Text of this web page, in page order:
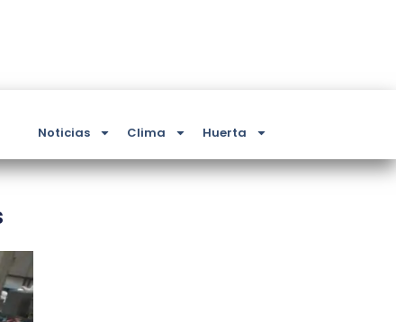
Noticias Clima Huerta